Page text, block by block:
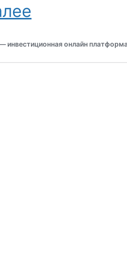
инвестиционная онлайн